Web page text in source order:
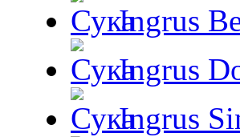
Ingrus
Ingrus
Ingrus